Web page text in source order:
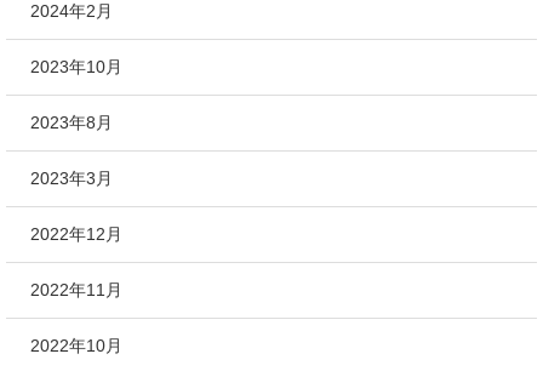
2024年2月
2023年10月
2023年8月
2023年3月
2022年12月
2022年11月
2022年10月